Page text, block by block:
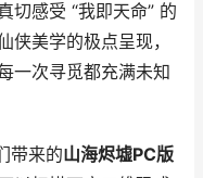
切感受 “我即天命” 的
侠美学的极点呈现，
一次寻觅都充满未知
带来的山海烬墟PC版